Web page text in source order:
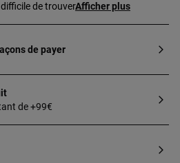
de trouverAfficher plus
de payer
de +99€